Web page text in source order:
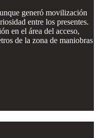
generó movilización
entre los presentes.
en el área del acceso,
de la zona de maniobras